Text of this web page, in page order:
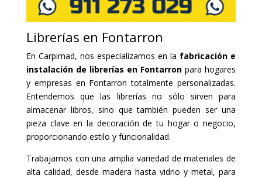
Librerías en Fontarron
En Carpimad, nos especializamos en la fabricación e
instalación de librerías en Fontarronpara hogares
y empresas en Fontarron totalmente personalizadas.
Entendemos que las librerías no sólo sirven para
almacenar libros, sino que también pueden ser una
pieza clave en la decoración de tu hogar o negocio,
proporcionando estilo y funcionalidad.
Trabajamos con una amplia variedad de materiales de
alta calidad, desde madera hasta vidrio y metal, para